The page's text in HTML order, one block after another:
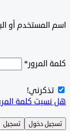
أو البريد
*
كلمة المرور؟
دخول تسجيل